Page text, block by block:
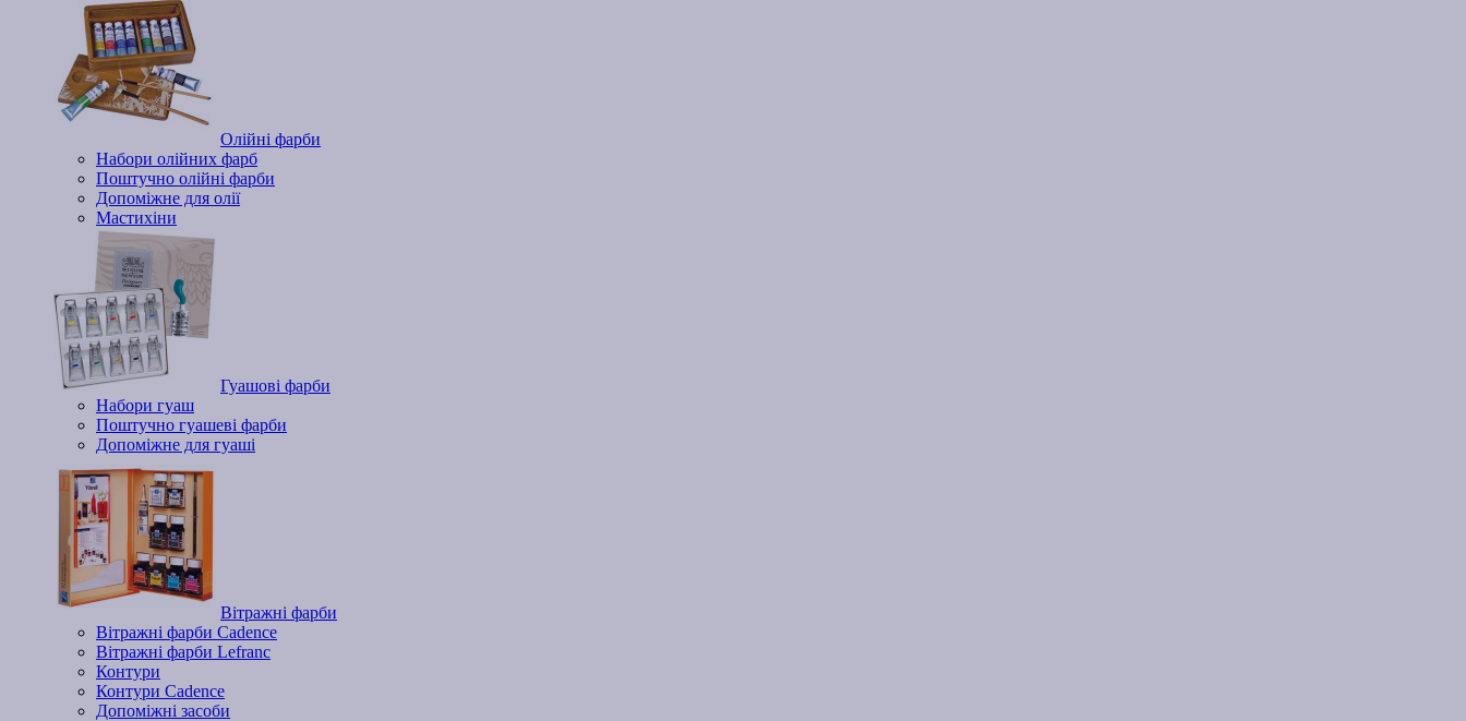
Олійні фарби
Набори олійних фарб
Поштучно олійні фарби
Допоміжне для олії
Мастихіни
Гуашові фарби
Набори гуаш
Поштучно гуашеві фарби
Допоміжне для гуаші
Вітражні фарби
Вітражні фарби Cadence
Вітражні фарби Lefranc
Контури
Контури Cadence
Допоміжні засоби